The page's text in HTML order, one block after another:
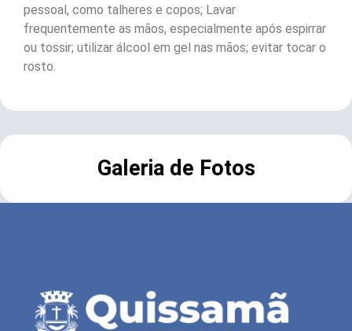
pessoal, como talheres e copos; Lavar
frequentemente as mãos, especialmente após espirrar
ou tossir; utilizar álcool em gel nas mãos; evitar tocar o
rosto.
Galeria de Fotos